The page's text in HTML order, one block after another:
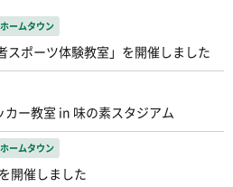
ホームタウン
スポーツ体験教室」を開催しました
カー教室 in 味の素スタジアム
ホームタウン
開催しました